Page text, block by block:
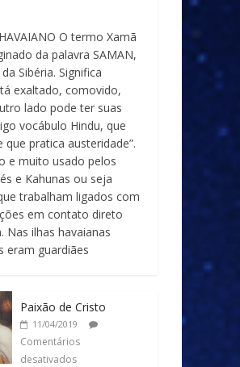
O termo Xamã
da palavra SAMAN,
Sibéria. Significa
exaltado, comovido,
lado pode ter suas
vocábulo Hindu, que
que pratica austeridade”.
e muito usado pelos
e Kahunas ou seja
trabalham ligados com
em contato direto
Nas ilhas havaianas
eram guardiães
Paixão de Cristo
11/04/2019
Comentários
desativados